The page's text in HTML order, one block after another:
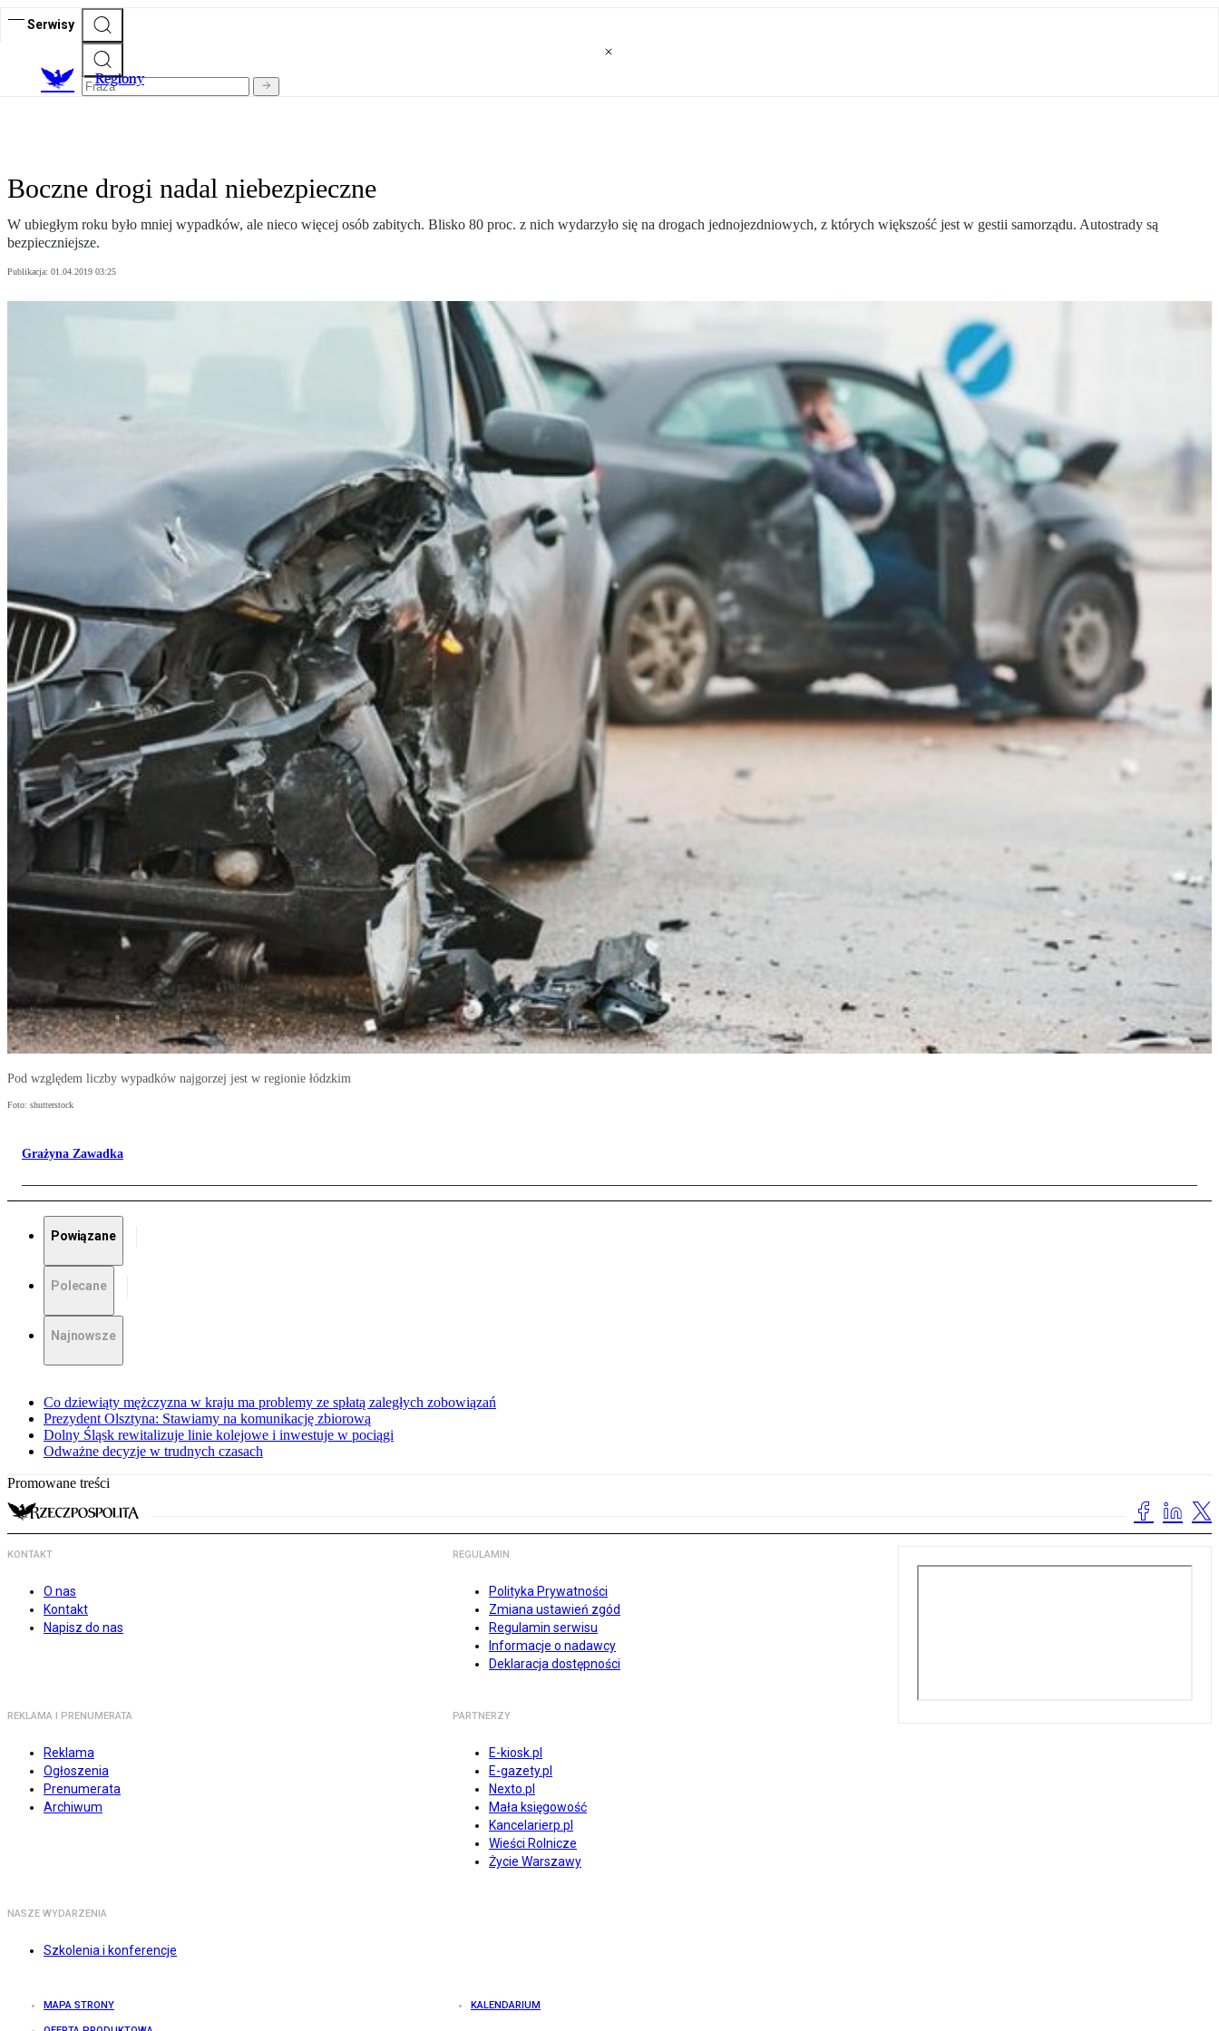
Serwisy
Regiony
Boczne drogi nadal niebezpieczne
W ubiegłym roku było mniej wypadków, ale nieco więcej osób zabitych. Blisko 80 proc. z nich wydarzyło się na drogach jednojezdniowych, z których większość jest w gestii samorządu. Autostrady są
bezpieczniejsze.
Publikacja: 01.04.2019 03:25
Pod względem liczby wypadków najgorzej jest w regionie łódzkim
Foto: shutterstock
Grażyna Zawadka
Powiązane
Polecane
Najnowsze
Co dziewiąty mężczyzna w kraju ma problemy ze spłatą zaległych zobowiązań
Prezydent Olsztyna: Stawiamy na komunikację zbiorową
Dolny Śląsk rewitalizuje linie kolejowe i inwestuje w pociągi
Odważne decyzje w trudnych czasach
Promowane treści
KONTAKT
O nas
Kontakt
Napisz do nas
REGULAMIN
Polityka Prywatności
Zmiana ustawień zgód
Regulamin serwisu
Informacje o nadawcy
Deklaracja dostępności
REKLAMA I PRENUMERATA
Reklama
Ogłoszenia
Prenumerata
Archiwum
PARTNERZY
E-kiosk.pl
E-gazety.pl
Nexto.pl
Mała księgowość
Kancelarierp.pl
Wieści Rolnicze
Życie Warszawy
NASZE WYDARZENIA
Szkolenia i konferencje
MAPA STRONY KALENDARIUM